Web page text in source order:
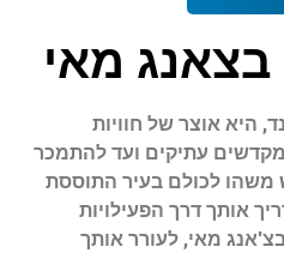
מאי
היא אוצר של חוויות
עתיקים ועד להתמכר
משהו לכולם בעיר התוססת
אותך דרך הפעילויות
מאי, לעורר אותך